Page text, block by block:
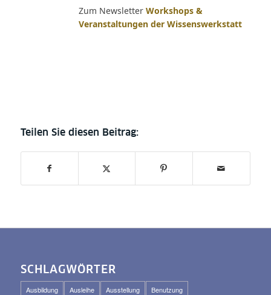
Zum Newsletter Workshops &
Veranstaltungen der Wissenswerkstatt
SCHLAGWÖRTER
Ausbildung Ausleihe Ausstellung
Benutzung